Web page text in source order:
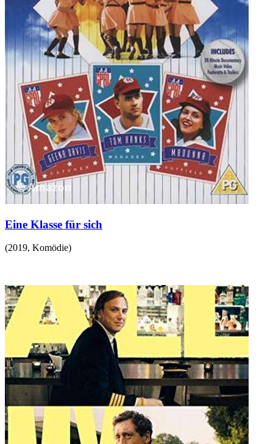
Eine Klasse für sich
(2019, Komödie)